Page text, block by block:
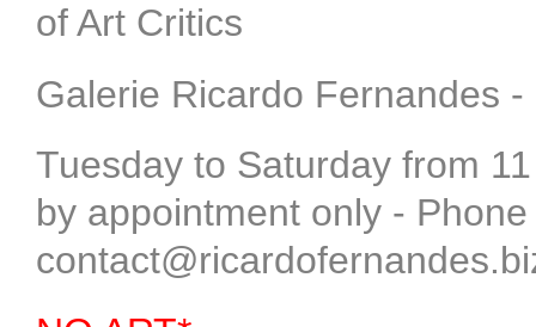
of Art Critics
Galerie Ricardo Fernandes
Tuesday to Saturday from
by appointment only -